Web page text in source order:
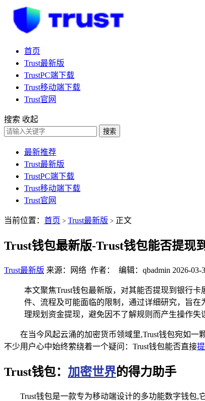
首页
Trust最新版
TrustPC端下载
Trust移动端下载
Trust官网
搜索 收起
搜索
最新推荐
Trust最新版
TrustPC端下载
Trust移动端下载
Trust官网
当前位置： 首页 > Trust最新版 > 正文
Trust钱包最新版-Trust钱包能否提现
Trust最新版 来源：网络 作者： 编辑：qbadmin 2026-03-
本文聚焦Trust钱包最新版，对其能否提现到银行
件、流程及可能面临的限制，通过详细研究，旨
理规划资金提现，避免因不了解规则而产生操作失
在当今风起云涌的加密货币领域里,Trust钱包宛如
不少用户心中始终萦绕着一个疑问：Trust钱包能否直接
Trust钱包： 加密世界的得力助手
Trust钱包是一款专为移动端设计的多功能数字钱包